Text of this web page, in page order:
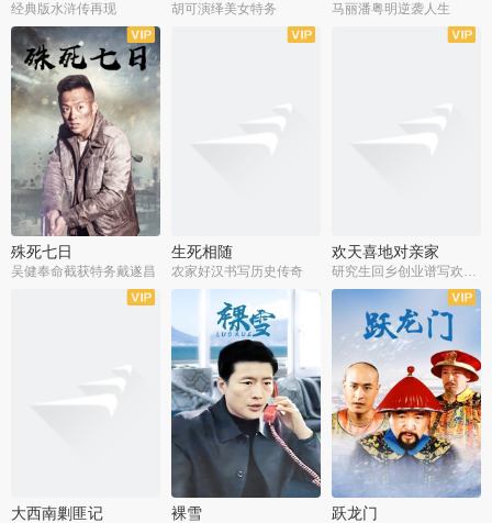
经典版水浒传再现 胡可演绎美女特务
马丽潘粤明逆袭人生
全34集
殊死七日
吴健奉命截获特务戴遂昌
生死相随
农家好汉书写历史传奇
欢天喜地对亲家
大西南剿匪记
全21集
裸雪
全30集
跃龙门